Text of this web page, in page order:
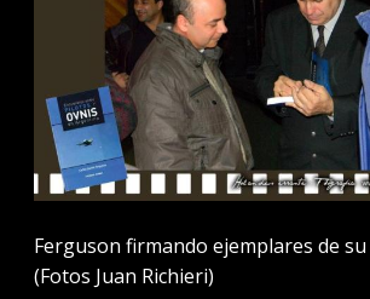
Ferguson firmando ejemplares de
(Fotos Juan Richieri)